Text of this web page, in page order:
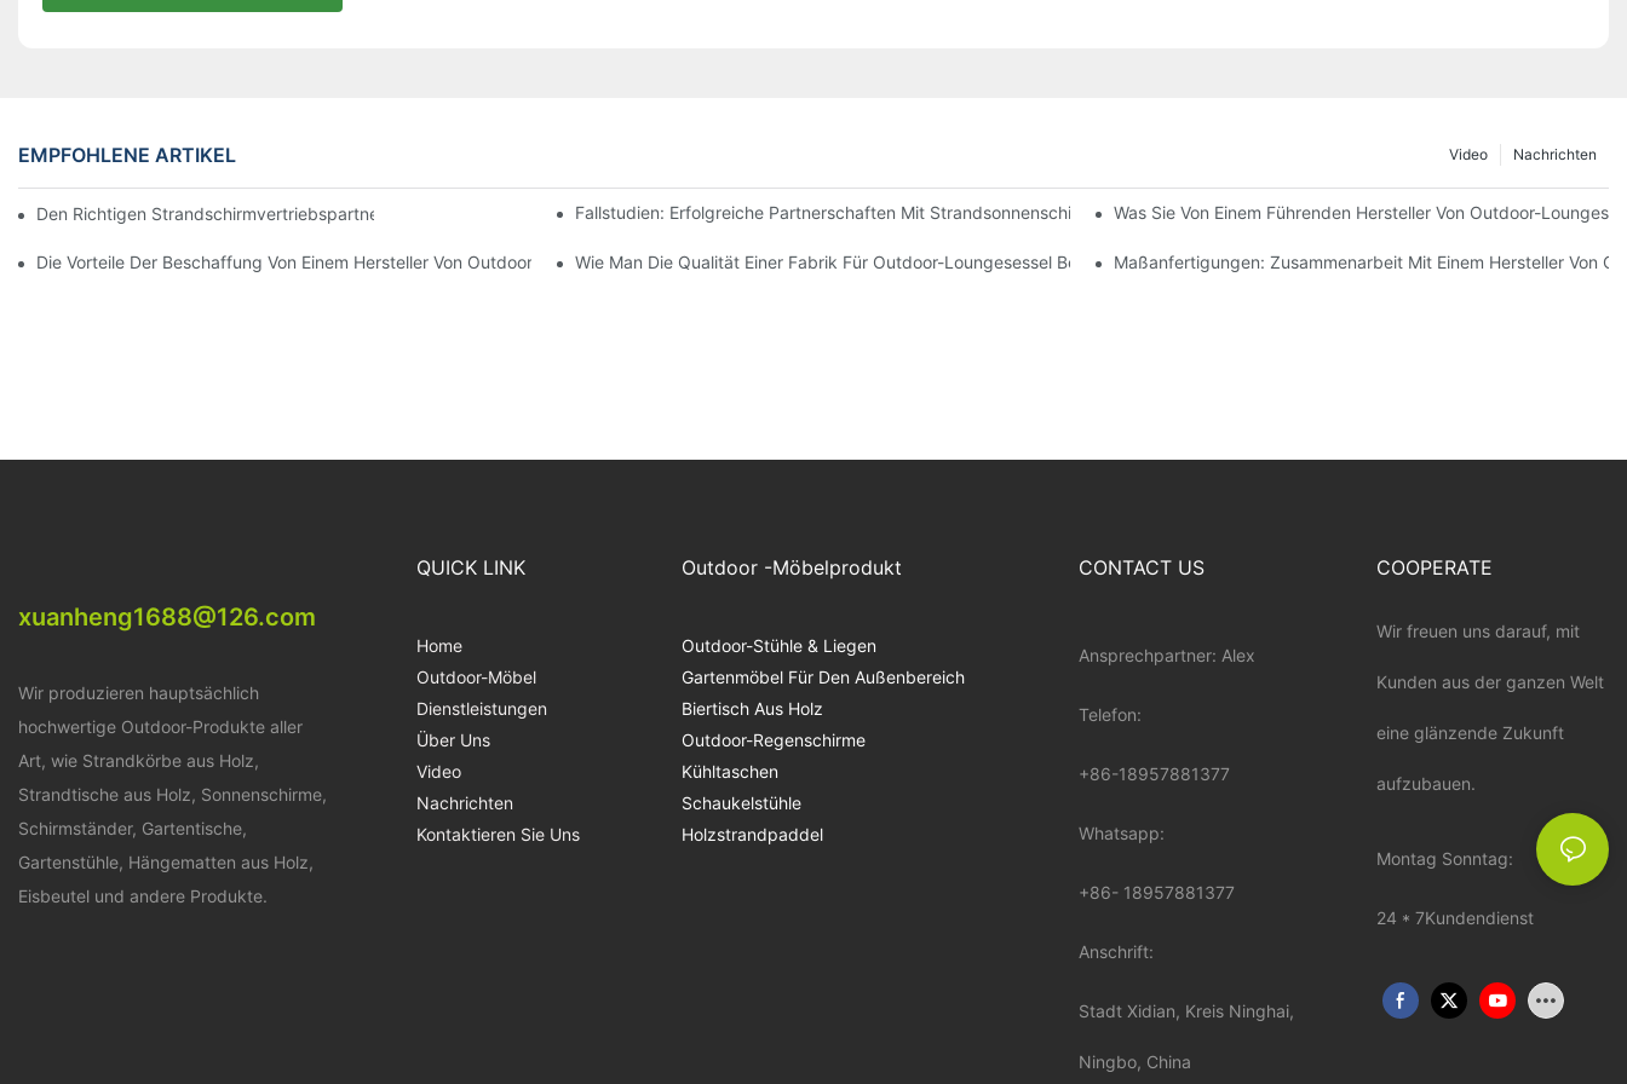
EMPFOHLENE ARTIKEL Nachrichten
Video
Den Richtigen Strandschirmvertriebspartner Für Ihre Geschäftlichen Bedürfnisse FindenFallstudien: Erfolgreiche Partnerschaften Mit StrandsonnenschirmvertreibernWas Sie Von Einem Führenden Hersteller Von Outdoor-
Die Vorteile Der Beschaffung Von Einem Hersteller Von Outdoor-Lounge-StühlenWie Man Die Qualität Einer Fabrik Für Outdoor-Loungesessel BeurteiltMaßanfertigungen: Zusammenarbeit Mit Einem Hersteller Von
xuanheng1688@126.com
Wir produzieren hauptsächlich
hochwertige Outdoor-Produkte aller
Art, wie Strandkörbe aus Holz,
Strandtische aus Holz, Sonnenschirme,
Schirmständer, Gartentische,
Gartenstühle, Hängematten aus Holz,
Eisbeutel und andere Produkte.
QUICK LINK
Home
Outdoor-Möbel
Dienstleistungen
Über Uns
Video
Nachrichten
Kontaktieren Sie Uns
Outdoor -Möbelprodukt
Outdoor-Stühle & Liegen
Gartenmöbel Für Den Außenbereich
Biertisch Aus Holz
Outdoor-Regenschirme
Kühltaschen
Schaukelstühle
Holzstrandpaddel
CONTACT US
Ansprechpartner: Alex
Telefon:
+86-18957881377
Whatsapp:
+86- 18957881377
Anschrift:
Stadt Xidian, Kreis Ninghai,
Ningbo, China
COOPERATE
Wir freuen uns darauf, mit
Kunden aus der ganzen Welt
eine glänzende Zukunft
aufzubauen.
Montag Sonntag:
24 * 7Kundendienst